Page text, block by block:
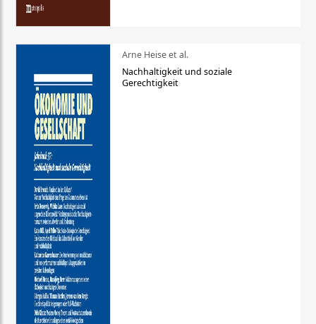
Arne Heise et al.
Nachhaltigkeit und soziale
Gerechtigkeit